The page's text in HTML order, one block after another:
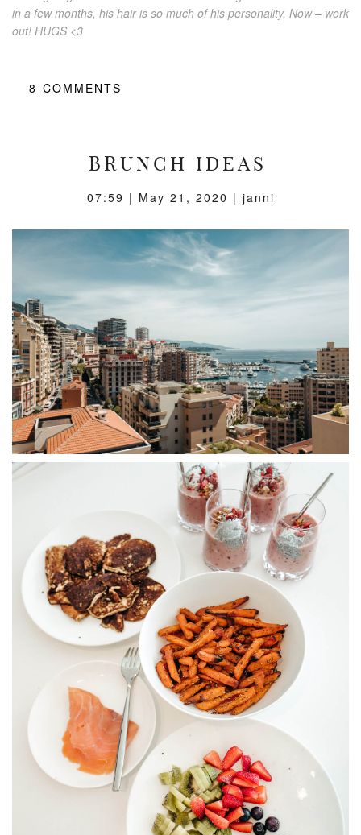
in a few months, his hair is so much of his personality. Now – work
out! HUGS <3
8 COMMENTS
BRUNCH IDEAS
07:59 | May 21, 2020 | janni